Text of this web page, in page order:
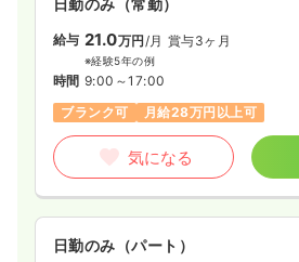
日勤のみ（常勤）
給与 21.0万円/月 賞与3ヶ月
※経験5年の例
時間 9:00～17:00
ブランク可
月給28万円以上可
気になる
日勤のみ（パート）